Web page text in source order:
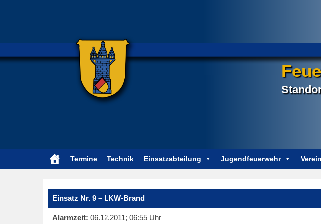
Termine Technik Einsatzabteilung Jugendfeuerwehr Verein
Einsatz Nr. 9 – LKW-Brand
Alarmzeit: 06.12.2011; 06:55 Uhr